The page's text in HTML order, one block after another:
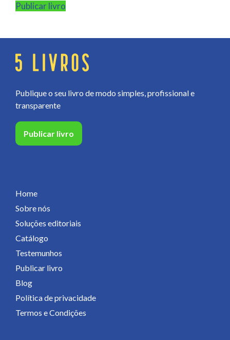
Publicar livro
Publique o seu livro de modo simples, profissional e
transparente
Publicar livro
Home
Sobre nós
Soluções editoriais
Catálogo
Testemunhos
Publicar livro
Blog
Política de privacidade
Termos e Condições